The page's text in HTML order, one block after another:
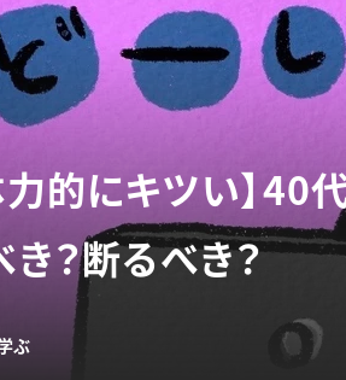
力的にキツい】
き？断るべき？
ぶ